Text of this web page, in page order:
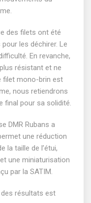
des filets ont été
les déchirer. Le
En revanche,
résistant et ne
filet mono-brin est
nous retiendrons
final pour sa solidité.
DMR Rubans a
une réduction
la taille de l’étui,
une miniaturisation
par la SATIM.
résultats est